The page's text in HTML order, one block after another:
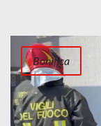
Bonifica